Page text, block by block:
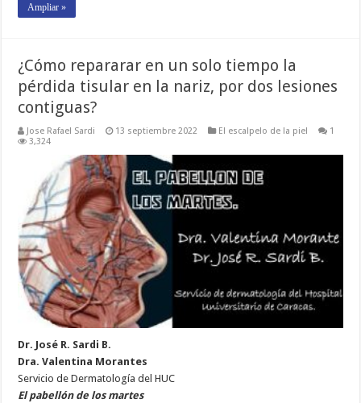
Ampliar »
¿Cómo repararar en un solo tiempo la
pérdida tisular en la nariz, por dos lesiones
contiguas?
Jose Rafael Sardi 13 septiembre 2022 El escalpelo de la piel
1
3,324
Dr. José R. Sardi B.
Dra. Valentina Morantes
Servicio de Dermatología del HUC
El pabellón de los martes